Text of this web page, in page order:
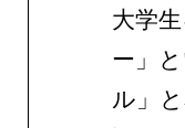
大学
ー」
ル」